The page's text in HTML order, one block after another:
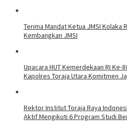
Terima Mandat Ketua JMSI Kolaka
Kembangkan JMSI
Upacara HUT Kemerdekaan RI Ke-
Kapolres Toraja Utara Komitmen
Rektor Institut Toraja Raya
Aktif Mengikuti 6 Program Studi